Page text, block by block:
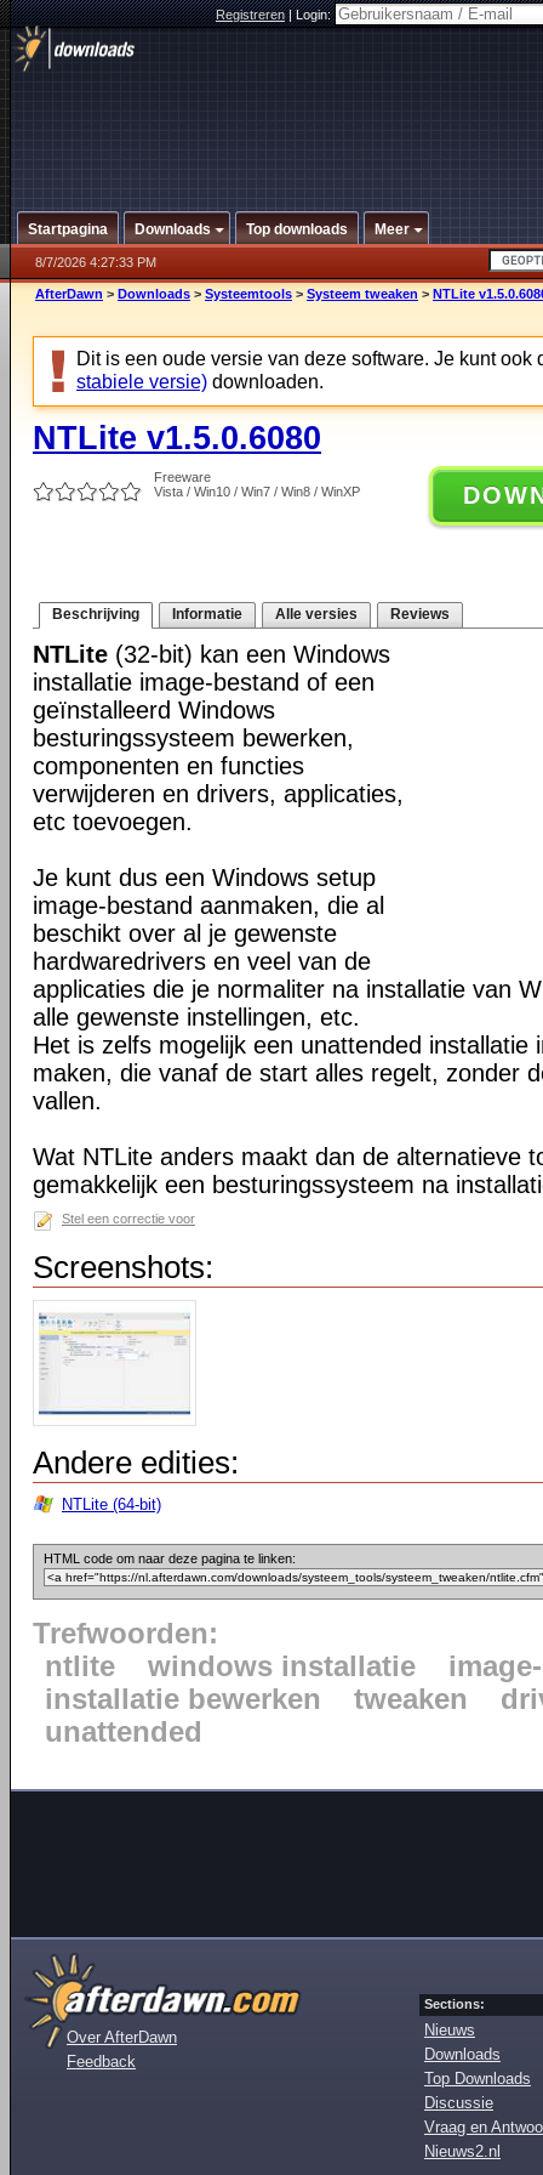
Registreren|Login:
Startpagina Downloads Top downloads Meer
8/7/2026 4:27:33 PM
AfterDawn > Downloads > Systeemtools > Systeem tweaken > NTLite
Dit is een oude versie van deze software. Je kunt ook
stabiele versie) downloaden.
NTLite v1.5.0.6080
Freeware
Vista / Win10 / Win7 / Win8 / WinXP
Beschrijving Informatie Alle versies Reviews
NTLite (32-bit) kan een Windows
installatie image-bestand of een
geïnstalleerd Windows
besturingssysteem bewerken,
componenten en functies
verwijderen en drivers, applicaties,
etc toevoegen.
Je kunt dus een Windows setup
image-bestand aanmaken, die al
beschikt over al je gewenste
hardwaredrivers en veel van de
applicaties die je normaliter na installatie van
alle gewenste instellingen, etc.
Het is zelfs mogelijk een unattended installatie
maken, die vanaf de start alles regelt, zonder
vallen.
Wat NTLite anders maakt dan de alternatieve
gemakkelijk een besturingssysteem na
Stel een correctie voor
Screenshots:
Andere edities:
NTLite (64-bit)
HTML code om naar deze pagina te linken:
Trefwoorden:
ntlite
windows installatie
installatie bewerken
tweaken
unattended
Over AfterDawn
Feedback
Sections:
Nieuws
Downloads
Top Downloads
Discussie
Vraag en
Nieuws2.nl